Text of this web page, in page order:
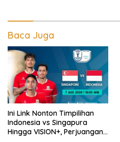
Baca Juga
Ini Link Nonton Timpilihan
Indonesia vs Singapura
Hingga VISION+, Perjuangan